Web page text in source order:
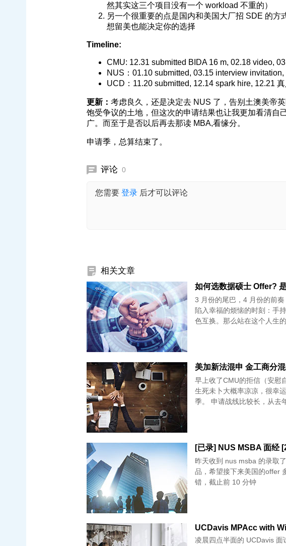
然其实这三个项目没有一个 workload 不重的）
另一个很重要的点是国内和美国大厂招 SDE 的方
想留美也能决定你的选择
Timeline:
CMU: 12.31 submitted BIDA 16 m, 02.18 video,
NUS：01.10 submitted, 03.15 interview
UCD：11.20 submitted, 12.14 spark hire, 12.21
更新： 考虑良久，还是决定去 NUS 了，告别土澳美帝
饱受争议的土地，但这次的申请结果也让我更加看清自
广。而至于是否以后再去那读 MBA,看缘分。
申请季，总算结束了。
评论 0
您需要 登录 后才可以评论
相关文章
3 月份的尾巴，4 月份的前
陷入幸福的烦恼的时刻：手
色互换。那么站在这个人生
美加新法混申 金工商分
早上收了CMU的拒信（安慰
生死未卜大概率凉凉，很幸
季。 申请战线比较长，从去
[已录] NUS MSBA 面经
昨天收到 nus msba 的录取
品，希望接下来美国的offer 多多。 Timeline
错，截止前 10 分钟
UCDavis MPAcc with
凌晨四点半面的 UCDavis